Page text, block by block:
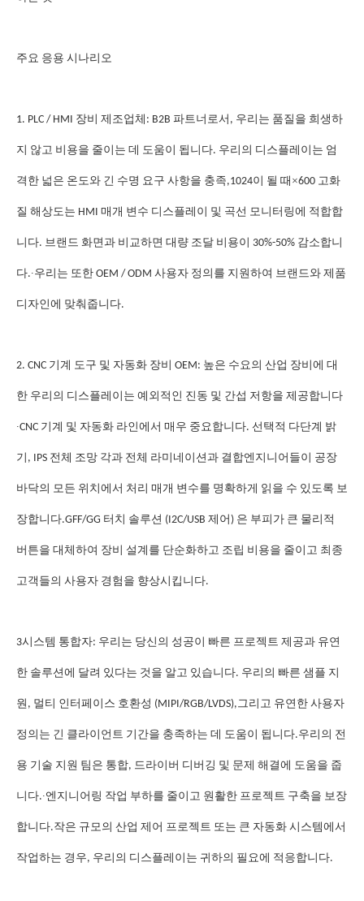
주요 응용 시나리오
1. PLC / HMI 장비 제조업체: B2B 파트너로서, 우리는 품질을 희생하
지 않고 비용을 줄이는 데 도움이 됩니다. 우리의 디스플레이는 엄
격한 넓은 온도와 긴 수명 요구 사항을 충족,1024이 될 때 ×600 고화
질 해상도는 HMI 매개 변수 디스플레이 및 곡선 모니터링에 적합합
니다. 브랜드 화면과 비교하면 대량 조달 비용이 30%-50% 감소합니
다.∙우리는 또한 OEM / ODM 사용자 정의를 지원하여 브랜드와 제품
디자인에 맞춰줍니다.
2. CNC 기계 도구 및 자동화 장비 OEM: 높은 수요의 산업 장비에 대
한 우리의 디스플레이는 예외적인 진동 및 간섭 저항을 제공합니다
∙CNC 기계 및 자동화 라인에서 매우 중요합니다. 선택적 다단계 밝
기, IPS 전체 조망 각과 전체 라미네이션과 결합엔지니어들이 공장
바닥의 모든 위치에서 처리 매개 변수를 명확하게 읽을 수 있도록 보
장합니다.GFF/GG 터치 솔루션 (I2C/USB 제어) 은 부피가 큰 물리적
버튼을 대체하여 장비 설계를 단순화하고 조립 비용을 줄이고 최종
고객들의 사용자 경험을 향상시킵니다.
3시스템 통합자: 우리는 당신의 성공이 빠른 프로젝트 제공과 유연
한 솔루션에 달려 있다는 것을 알고 있습니다. 우리의 빠른 샘플 지
원, 멀티 인터페이스 호환성 (MIPI/RGB/LVDS),그리고 유연한 사용자
정의는 긴 클라이언트 기간을 충족하는 데 도움이 됩니다.우리의 전
용 기술 지원 팀은 통합, 드라이버 디버깅 및 문제 해결에 도움을 줍
니다.∙엔지니어링 작업 부하를 줄이고 원활한 프로젝트 구축을 보장
합니다.작은 규모의 산업 제어 프로젝트 또는 큰 자동화 시스템에서
작업하는 경우, 우리의 디스플레이는 귀하의 필요에 적응합니다.